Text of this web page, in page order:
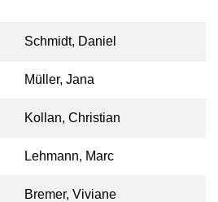
Schmidt, Daniel
Müller, Jana
Kollan, Christian
Lehmann, Marc
Bremer, Viviane